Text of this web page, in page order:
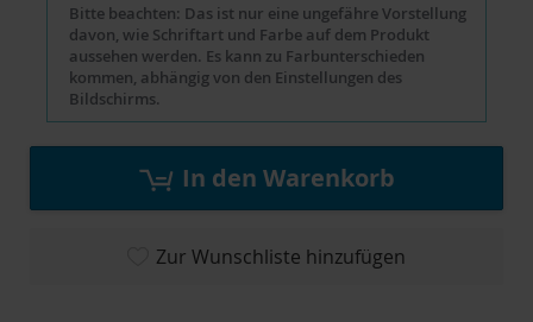
Bitte beachten: Das ist nur eine ungefähre Vorstellung
davon, wie Schriftart und Farbe auf dem Produkt
aussehen werden. Es kann zu Farbunterschieden
kommen, abhängig von den Einstellungen des
Bildschirms.
In den Warenkorb
Zur Wunschliste hinzufügen